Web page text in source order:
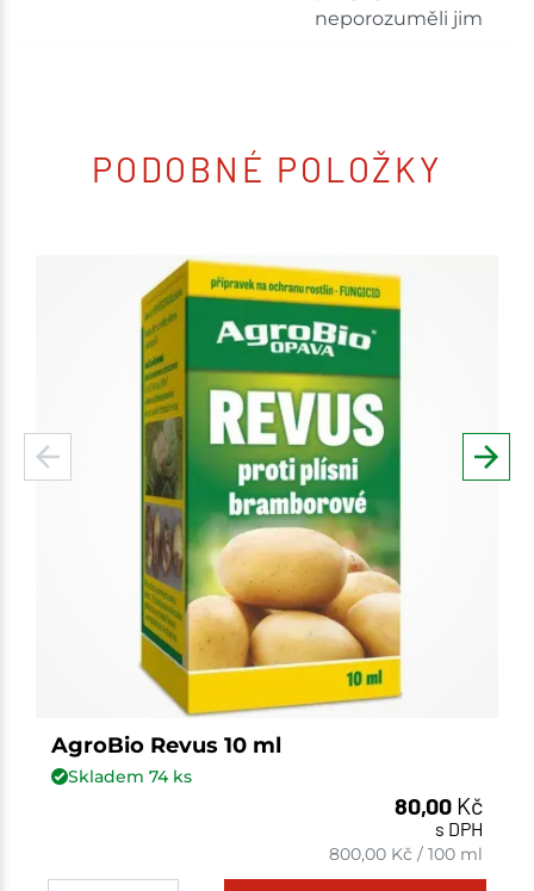
neporozuměli jim
PODOBNÉ POLOŽKY
AgroBio Revus 10 ml
Skladem 74ks
80,00 Kč
s DPH
800,00 Kč /100 ml